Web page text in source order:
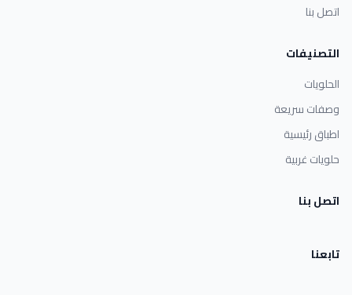
اتصل بنا
التصنيفات
الحلويات
وصفات سريعة
اطباق رئيسية
حلويات غربية
اتصل بنا
تابعنا